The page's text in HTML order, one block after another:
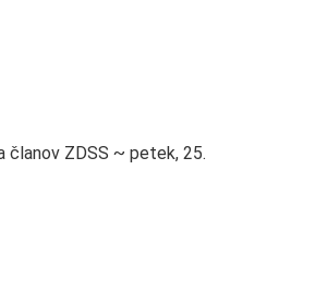
članov ZDSS ~ petek, 25.